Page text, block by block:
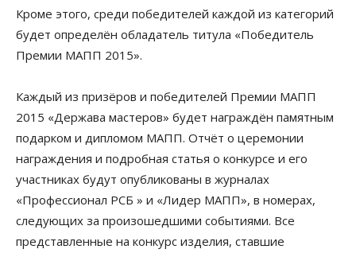
Кроме этого, среди победителей каждой из категорий
будет определён обладатель титула «Победитель
Премии МАПП 2015».
Каждый из призёров и победителей Премии МАПП
2015 «Держава мастеров» будет награждён памятным
подарком и дипломом МАПП. Отчёт о церемонии
награждения и подробная статья о конкурсе и его
участниках будут опубликованы в журналах
«Профессионал РСБ » и «Лидер МАПП», в номерах,
следующих за произошедшими событиями. Все
представленные на конкурс изделия, ставшие